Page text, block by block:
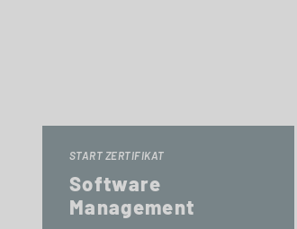
START ZERTIFIKAT
Software
Management